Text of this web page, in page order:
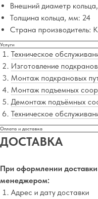
Внешний диаметр
Толщина кольца, мм: 24
Страна производитель:
Услуги
Техническое
Изготовление
Монтаж подкрановых
Монтаж подъемных
Демонтаж подъёмных
Техническое
Оплата и доставка
ДОСТАВКА
При оформлении
менеджером:
Адрес и дату доставки